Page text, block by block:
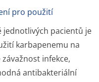
pro použití
jednotlivých pacientů je
karbapenemu na
infekce,
antibakteriální